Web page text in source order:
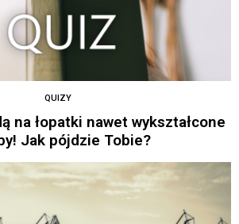
QUIZY
na łopatki nawet wykształcone
Jak pójdzie Tobie?